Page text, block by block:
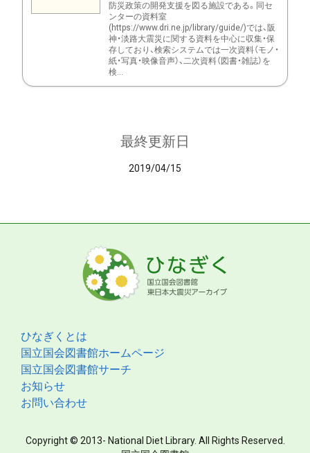
防災政策の開発支援を図る施設である。同セ
ンターの資料室
(https://www.dri.ne.jp/library/guide/)では、阪
神・淡路大震災に関する資料を中心に収集・保
存しており、検索システムでは一次資料（モノ・
紙・写真・映像音声）、二次資料（図書・雑誌）を
検...
最終更新日
2019/04/15
ひなぎくとは
国立国会図書館ホームページ
国立国会図書館サーチ
お知らせ
お問い合わせ
Copyright © 2013- National Diet Library. All Rights Reserved.